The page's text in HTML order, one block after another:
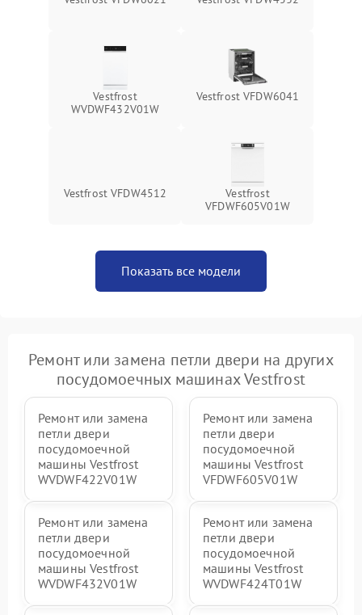
Vestfrost
WVDWF432V01W
Vestfrost VFDW6041
Vestfrost VFDW4512
Vestfrost
VFDWF605V01W
Показать все модели
Ремонт или замена петли двери на других
посудомоечных машинах Vestfrost
Ремонт или замена
петли двери
посудомоечной
машины Vestfrost
WVDWF422V01W
Ремонт или замена
петли двери
посудомоечной
машины Vestfrost
VFDWF605V01W
Ремонт или замена
петли двери
посудомоечной
машины Vestfrost
WVDWF432V01W
Ремонт или замена
петли двери
посудомоечной
машины Vestfrost
WVDWF424T01W